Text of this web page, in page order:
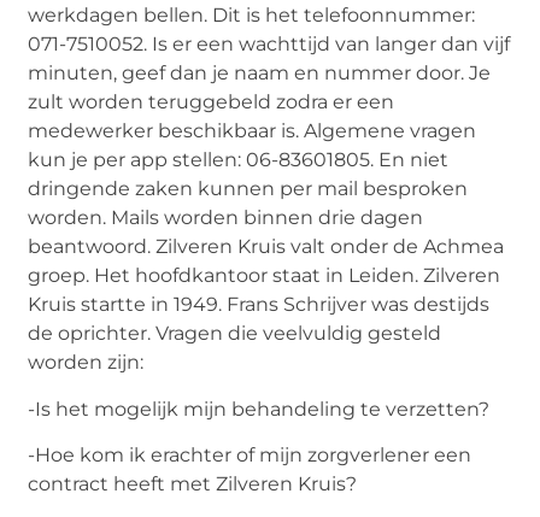
werkdagen bellen. Dit is het telefoonnummer:
071-7510052. Is er een wachttijd van langer dan vijf
minuten, geef dan je naam en nummer door. Je
zult worden teruggebeld zodra er een
medewerker beschikbaar is. Algemene vragen
kun je per app stellen: 06-83601805. En niet
dringende zaken kunnen per mail besproken
worden. Mails worden binnen drie dagen
beantwoord. Zilveren Kruis valt onder de Achmea
groep. Het hoofdkantoor staat in Leiden. Zilveren
Kruis startte in 1949. Frans Schrijver was destijds
de oprichter. Vragen die veelvuldig gesteld
worden zijn:
-Is het mogelijk mijn behandeling te verzetten?
-Hoe kom ik erachter of mijn zorgverlener een
contract heeft met Zilveren Kruis?